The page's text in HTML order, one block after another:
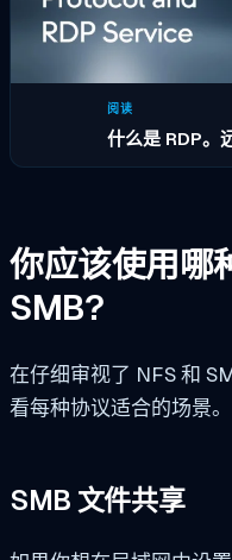
阅读
什么是 RDP。
你应该使用哪
SMB?
在仔细审视了 NFS 和
看每种协议适合的场景。
SMB 文件共享